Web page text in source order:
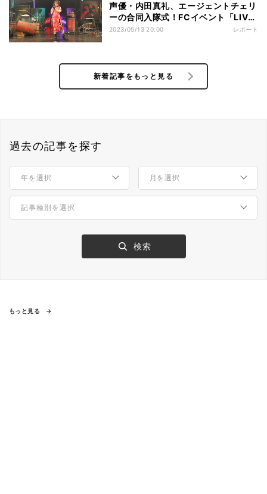
声優・内田真礼、エージェントチェリ
ーの合同入隊式！FCイベント「LIVE
IS LIKE A SUNNY DAY♫ Vol.5」開
2023/05/13 20:00 レポート
新着記事をもっと見る
過去の記事を探す
もっと見る